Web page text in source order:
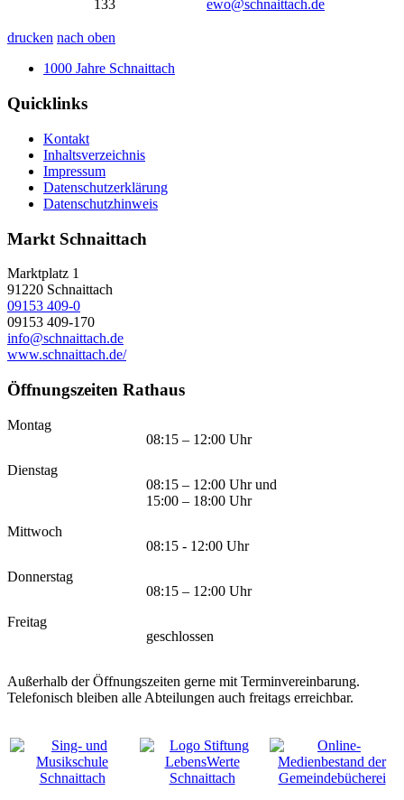
133
ewo@schnaittach.de
drucken nach oben
1000 Jahre Schnaittach
Quicklinks
Kontakt
Inhaltsverzeichnis
Impressum
Datenschutzerklärung
Datenschutzhinweis
Markt Schnaittach
Marktplatz 1
91220 Schnaittach
09153 409-0
09153 409-170
info@schnaittach.de
www.schnaittach.de/
Öffnungszeiten Rathaus
Montag
08:15 – 12:00 Uhr
Dienstag
08:15 – 12:00 Uhr und
15:00 – 18:00 Uhr
Mittwoch
08:15 - 12:00 Uhr
Donnerstag
08:15 – 12:00 Uhr
Freitag
geschlossen
Außerhalb der Öffnungszeiten gerne mit Terminvereinbarung.
Telefonisch bleiben alle Abteilungen auch freitags erreichbar.